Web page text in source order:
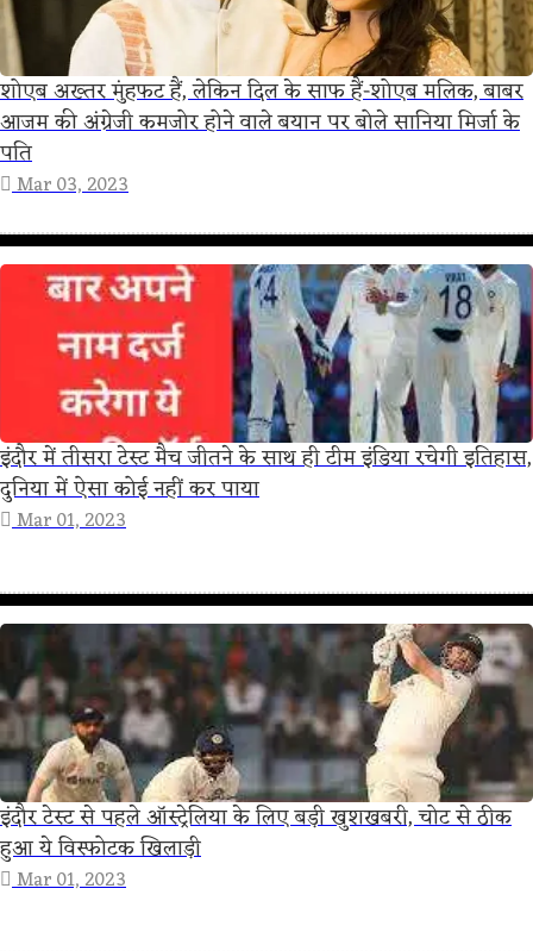
शोएब अख्तर मुंहफट हैं, लेकिन दिल के साफ हैं-शोएब मलिक, बाबर
आजम की अंग्रेजी कमजोर होने वाले बयान पर बोले सानिया मिर्जा के
पति
Mar 03, 2023
इंदौर में तीसरा टेस्ट मैच जीतने के साथ ही टीम इंडिया रचेगी इतिहास,
दुनिया में ऐसा कोई नहीं कर पाया
Mar 01, 2023
इंदौर टेस्ट से पहले ऑस्ट्रेलिया के लिए बड़ी खुशखबरी, चोट से ठीक
हुआ ये विस्फोटक खिलाड़ी
Mar 01, 2023